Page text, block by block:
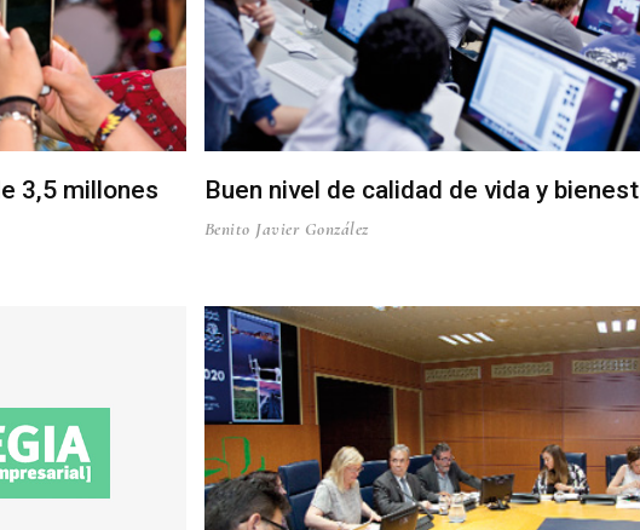
3,5 millones
Buen nivel de calidad de vida y
Benito Javier González